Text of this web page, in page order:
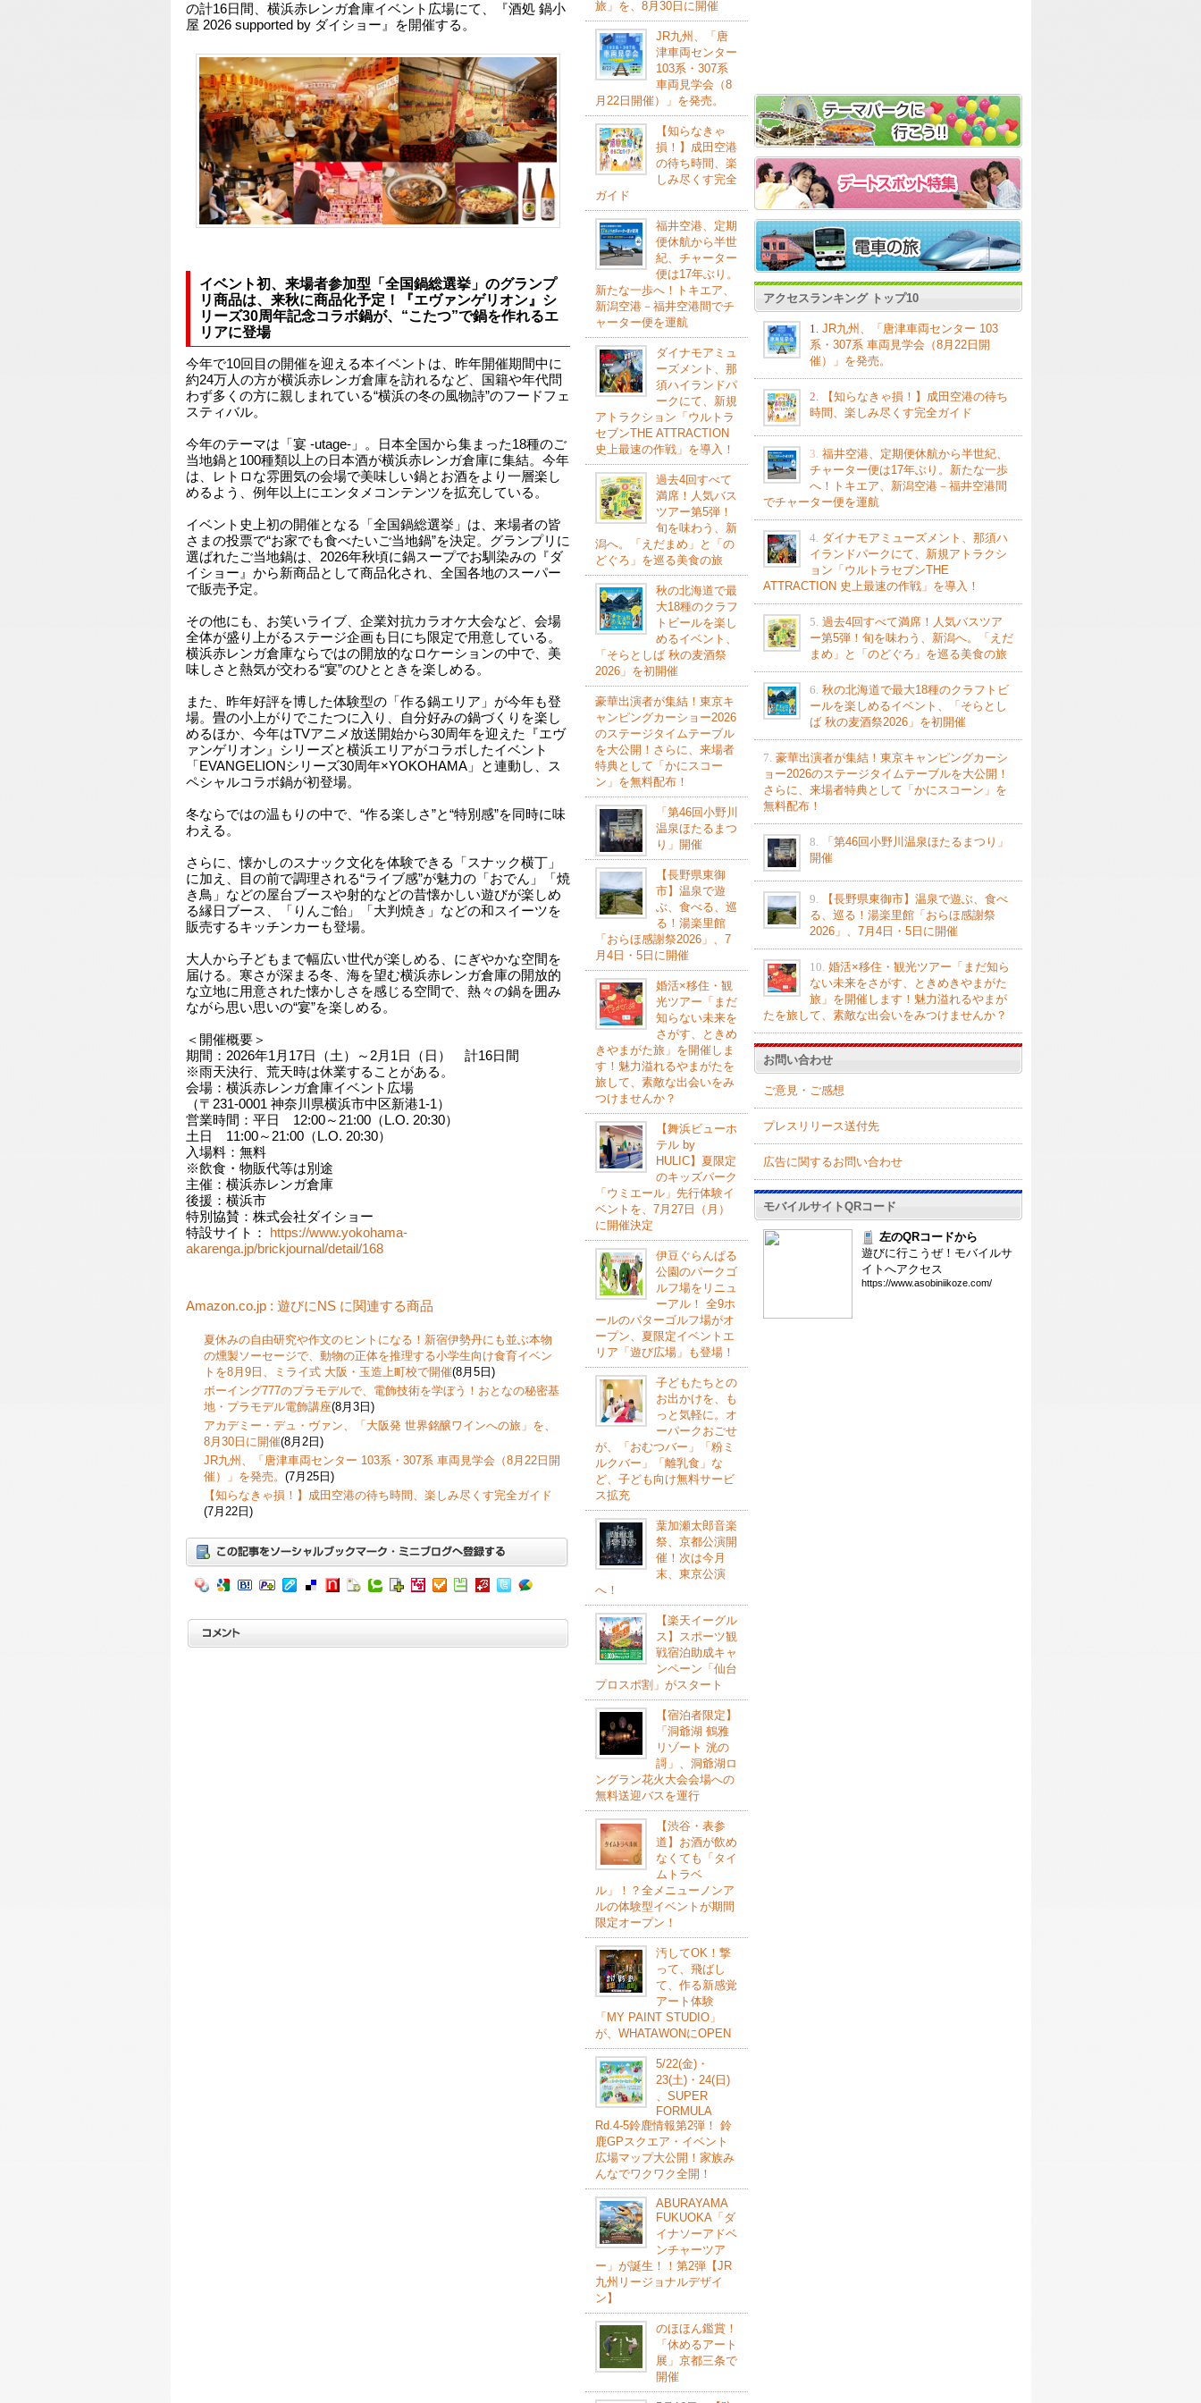
の計16日間、横浜赤レンガ倉庫イベント広場にて、『酒処 鍋小
屋 2026 supported by ダイショー』を開催する。
イベント初、来場者参加型「全国鍋総選挙」のグランプ
リ商品は、来秋に商品化予定！『エヴァンゲリオン』シ
リーズ30周年記念コラボ鍋が、“こたつ”で鍋を作れるエ
リアに登場
今年で10回目の開催を迎える本イベントは、昨年開催期間中に
約24万人の方が横浜赤レンガ倉庫を訪れるなど、国籍や年代問
わず多くの方に親しまれている“横浜の冬の風物詩”のフードフェ
スティバル。
今年のテーマは「宴 -utage-」。日本全国から集まった18種のご
当地鍋と100種類以上の日本酒が横浜赤レンガ倉庫に集結。今年
は、レトロな雰囲気の会場で美味しい鍋とお酒をより一層楽し
めるよう、例年以上にエンタメコンテンツを拡充している。
イベント史上初の開催となる「全国鍋総選挙」は、来場者の皆
さまの投票で“お家でも食べたいご当地鍋”を決定。グランプリに
選ばれたご当地鍋は、2026年秋頃に鍋スープでお馴染みの『ダ
イショー』から新商品として商品化され、全国各地のスーパー
で販売予定。
その他にも、お笑いライブ、企業対抗カラオケ大会など、会場
全体が盛り上がるステージ企画も日にち限定で用意している。
横浜赤レンガ倉庫ならではの開放的なロケーションの中で、美
味しさと熱気が交わる“宴”のひとときを楽しめる。
また、昨年好評を博した体験型の「作る鍋エリア」が今年も登
場。畳の小上がりでこたつに入り、自分好みの鍋づくりを楽し
めるほか、今年はTVアニメ放送開始から30周年を迎えた『エヴ
ァンゲリオン』シリーズと横浜エリアがコラボしたイベント
「EVANGELIONシリーズ30周年×YOKOHAMA」と連動し、ス
ペシャルコラボ鍋が初登場。
冬ならではの温もりの中で、“作る楽しさ”と“特別感”を同時に味
わえる。
さらに、懐かしのスナック文化を体験できる「スナック横丁」
に加え、目の前で調理される“ライブ感”が魅力の「おでん」「焼
き鳥」などの屋台ブースや射的などの昔懐かしい遊びが楽しめ
る縁日ブース、「りんご飴」「大判焼き」などの和スイーツを
販売するキッチンカーも登場。
大人から子どもまで幅広い世代が楽しめる、にぎやかな空間を
届ける。寒さが深まる冬、海を望む横浜赤レンガ倉庫の開放的
な立地に用意された懐かしさを感じる空間で、熱々の鍋を囲み
ながら思い思いの“宴”を楽しめる。
＜開催概要＞
期間：2026年1月17日（土）～2月1日（日） 計16日間
※雨天決行、荒天時は休業することがある。
会場：横浜赤レンガ倉庫イベント広場
（〒231-0001 神奈川県横浜市中区新港1-1）
営業時間：平日 12:00～21:00（L.O. 20:30）
土日 11:00～21:00（L.O. 20:30）
入場料：無料
※飲食・物販代等は別途
主催：横浜赤レンガ倉庫
後援：横浜市
特別協賛：株式会社ダイショー
特設サイト：
https://www.yokohama-
akarenga.jp/brickjournal/detail/168
Amazon.co.jp : 遊びにNS に関連する商品
夏休みの自由研究や作文のヒントになる！新宿伊勢丹にも並ぶ本物
の燻製ソーセージで、動物の正体を推理する小学生向け食育イベン
トを8月9日、ミライ式 大阪・玉造上町校で開催(8月5日)
ボーイング777のプラモデルで、電飾技術を学ぼう！おとなの秘密基
地・プラモデル電飾講座(8月3日)
アカデミー・デュ・ヴァン、「大阪発 世界銘醸ワインへの旅」を、
8月30日に開催(8月2日)
JR九州、「唐津車両センター 103系・307系 車両見学会（8月22日開
催）」を発売。 (7月25日)
【知らなきゃ損！】成田空港の待ち時間、楽しみ尽くす完全ガイド
(7月22日)
旅」を、8月30日に開催
JR九州、「唐
津車両センター
103系・307系
車両見学会（8
月22日開催）」を発売。
【知らなきゃ
損！】成田空港
の待ち時間、楽
しみ尽くす完全
ガイド
福井空港、定期
便休航から半世
紀、チャーター
便は17年ぶり。
新たな一歩へ！トキエア、
新潟空港－福井空港間でチ
ャーター便を運航
ダイナモアミュ
ーズメント、那
須ハイランドパ
ークにて、新規
アトラクション「ウルトラ
セブンTHE ATTRACTION
史上最速の作戦」を導入！
過去4回すべて
満席！人気バス
ツアー第5弾！
旬を味わう、新
潟へ。「えだまめ」と「の
どぐろ」を巡る美食の旅
秋の北海道で最
大18種のクラフ
トビールを楽し
めるイベント、
「そらとしば 秋の麦酒祭
2026」を初開催
豪華出演者が集結！東京キ
ャンピングカーショー2026
のステージタイムテーブル
を大公開！さらに、来場者
特典として「かにスコー
ン」を無料配布！
「第46回小野川
温泉ほたるまつ
り」開催
【長野県東御
市】温泉で遊
ぶ、食べる、巡
る！湯楽里館
「おらほ感謝祭2026」、7
月4日・5日に開催
婚活×移住・観
光ツアー「まだ
知らない未来を
さがす、ときめ
きやまがた旅」を開催しま
す！魅力溢れるやまがたを
旅して、素敵な出会いをみ
つけませんか？
【舞浜ビューホ
テル by
HULIC】夏限定
のキッズパーク
「ウミエール」先行体験イ
ベントを、7月27日（月）
に開催決定
伊豆ぐらんぱる
公園のパークゴ
ルフ場をリニュ
ーアル！ 全9ホ
ールのパターゴルフ場がオ
ープン、夏限定イベントエ
リア「遊び広場」も登場！
子どもたちとの
お出かけを、も
っと気軽に。オ
ーパークおごせ
が、「おむつバー」「粉ミ
ルクバー」「離乳食」な
ど、子ども向け無料サービ
ス拡充
葉加瀬太郎音楽
祭、京都公演開
催！次は今月
末、東京公演
へ！
【楽天イーグル
ス】スポーツ観
戦宿泊助成キャ
ンペーン「仙台
プロスポ割」がスタート
【宿泊者限定】
「洞爺湖 鶴雅
リゾート 洸の
謌」、洞爺湖ロ
ングラン花火大会会場への
無料送迎バスを運行
【渋谷・表参
道】お酒が飲め
なくても「タイ
ムトラベ
ル」！？全メニューノンア
ルの体験型イベントが期間
限定オープン！
汚してOK！撃
って、飛ばし
て、作る新感覚
アート体験
「MY PAINT STUDIO」
が、WHATAWONにOPEN
5/22(⾦)・
23(⼟)・24(⽇)
、SUPER
FORMULA
Rd.4-5鈴⿅情報第2弾！ 鈴
⿅GPスクエア・イベント
広場マップ⼤公開！家族み
んなでワクワク全開！
ABURAYAMA
FUKUOKA「ダ
イナソーアドベ
ンチャーツア
ー」が誕生！！第2弾【JR
九州リージョナルデザイ
ン】
のほほん鑑賞！
「休めるアート
展」京都三条で
開催
アクセスランキング トップ10
1.
JR九州、「唐津車両センター 103
系・307系 車両見学会（8月22日開
催）」を発売。
2.
【知らなきゃ損！】成田空港の待ち
時間、楽しみ尽くす完全ガイド
3. 福井空港、定期便休航から半世紀、
チャーター便は17年ぶり。新たな一歩
へ！トキエア、新潟空港－福井空港間
でチャーター便を運航
4. ダイナモアミューズメント、那須ハ
イランドパークにて、新規アトラクシ
ョン「ウルトラセブンTHE
ATTRACTION 史上最速の作戦」を導入！
5. 過去4回すべて満席！人気バスツア
ー第5弾！旬を味わう、新潟へ。「えだ
まめ」と「のどぐろ」を巡る美食の旅
6. 秋の北海道で最大18種のクラフトビ
ールを楽しめるイベント、「そらとし
ば 秋の麦酒祭2026」を初開催
7. 豪華出演者が集結！東京キャンピングカーシ
ョー2026のステージタイムテーブルを大公開！
さらに、来場者特典として「かにスコーン」を
無料配布！
8.
「第46回小野川温泉ほたるまつり」
開催
9.
【長野県東御市】温泉で遊ぶ、食べ
る、巡る！湯楽里館「おらほ感謝祭
2026」、7月4日・5日に開催
10. 婚活×移住・観光ツアー「まだ知ら
ない未来をさがす、ときめきやまがた
旅」を開催します！魅力溢れるやまが
たを旅して、素敵な出会いをみつけませんか？
お問い合わせ
ご意見・ご感想
プレスリリース送付先
広告に関するお問い合わせ
モバイルサイトQRコード
左のQRコードから
遊びに行こうぜ！モバイルサ
イトへアクセス
https://www.asobiniikoze.com/